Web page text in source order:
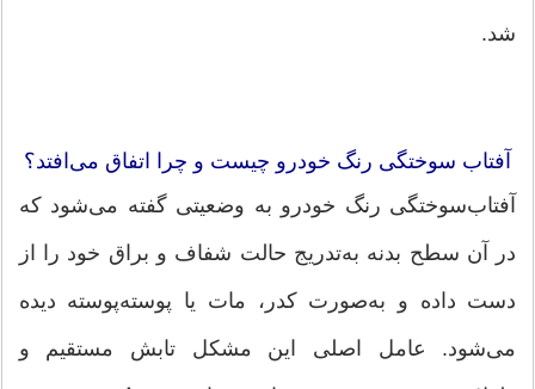
شد.
آفتاب سوختگی رنگ خودرو چیست و چرا اتفاق می‌افتد؟
آفتاب‌سوختگی رنگ خودرو به وضعیتی گفته می‌شود که
در آن سطح بدنه به‌تدریج حالت شفاف و براق خود را از
دست داده و به‌صورت کدر، مات یا پوسته‌پوسته دیده
می‌شود. عامل اصلی این مشکل تابش مستقیم و